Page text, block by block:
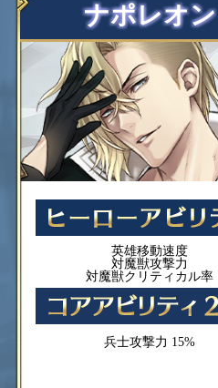
ナポレオン
英雄移動速度
対魔獣攻撃力
対魔獣クリティカル率
兵士攻撃力 15%